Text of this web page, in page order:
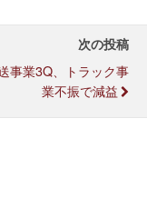
次の投稿
事業3Q、トラック事
業不振で減益